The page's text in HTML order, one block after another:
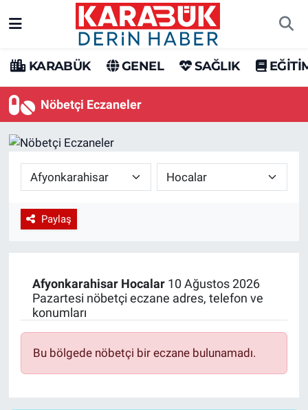
KARABÜK GENEL SAĞLIK
Nöbetçi Eczaneler
Paylaş
Afyonkarahisar Hocalar10 Ağustos 2026
Pazartesi nöbetçi eczane adres, telefon ve
konumları
Bu bölgede nöbetçi bir eczane bulunamadı.
Karabük Hava Durumu
Karabük Trafik Yoğunluk Haritası
Tüm Manşetler
Son Dakika Haberleri